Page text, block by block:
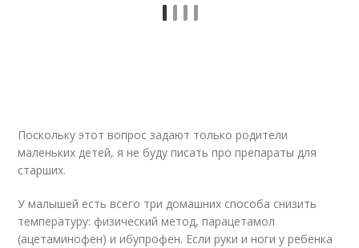
Поскольку этот вопрос задают только родители
маленьких детей, я не буду писать про препараты для
старших.
У малышей есть всего три домашних способа снизить
температуру: физический метод, парацетамол
(ацетаминофен) и ибупрофен. Если руки и ноги у ребенка